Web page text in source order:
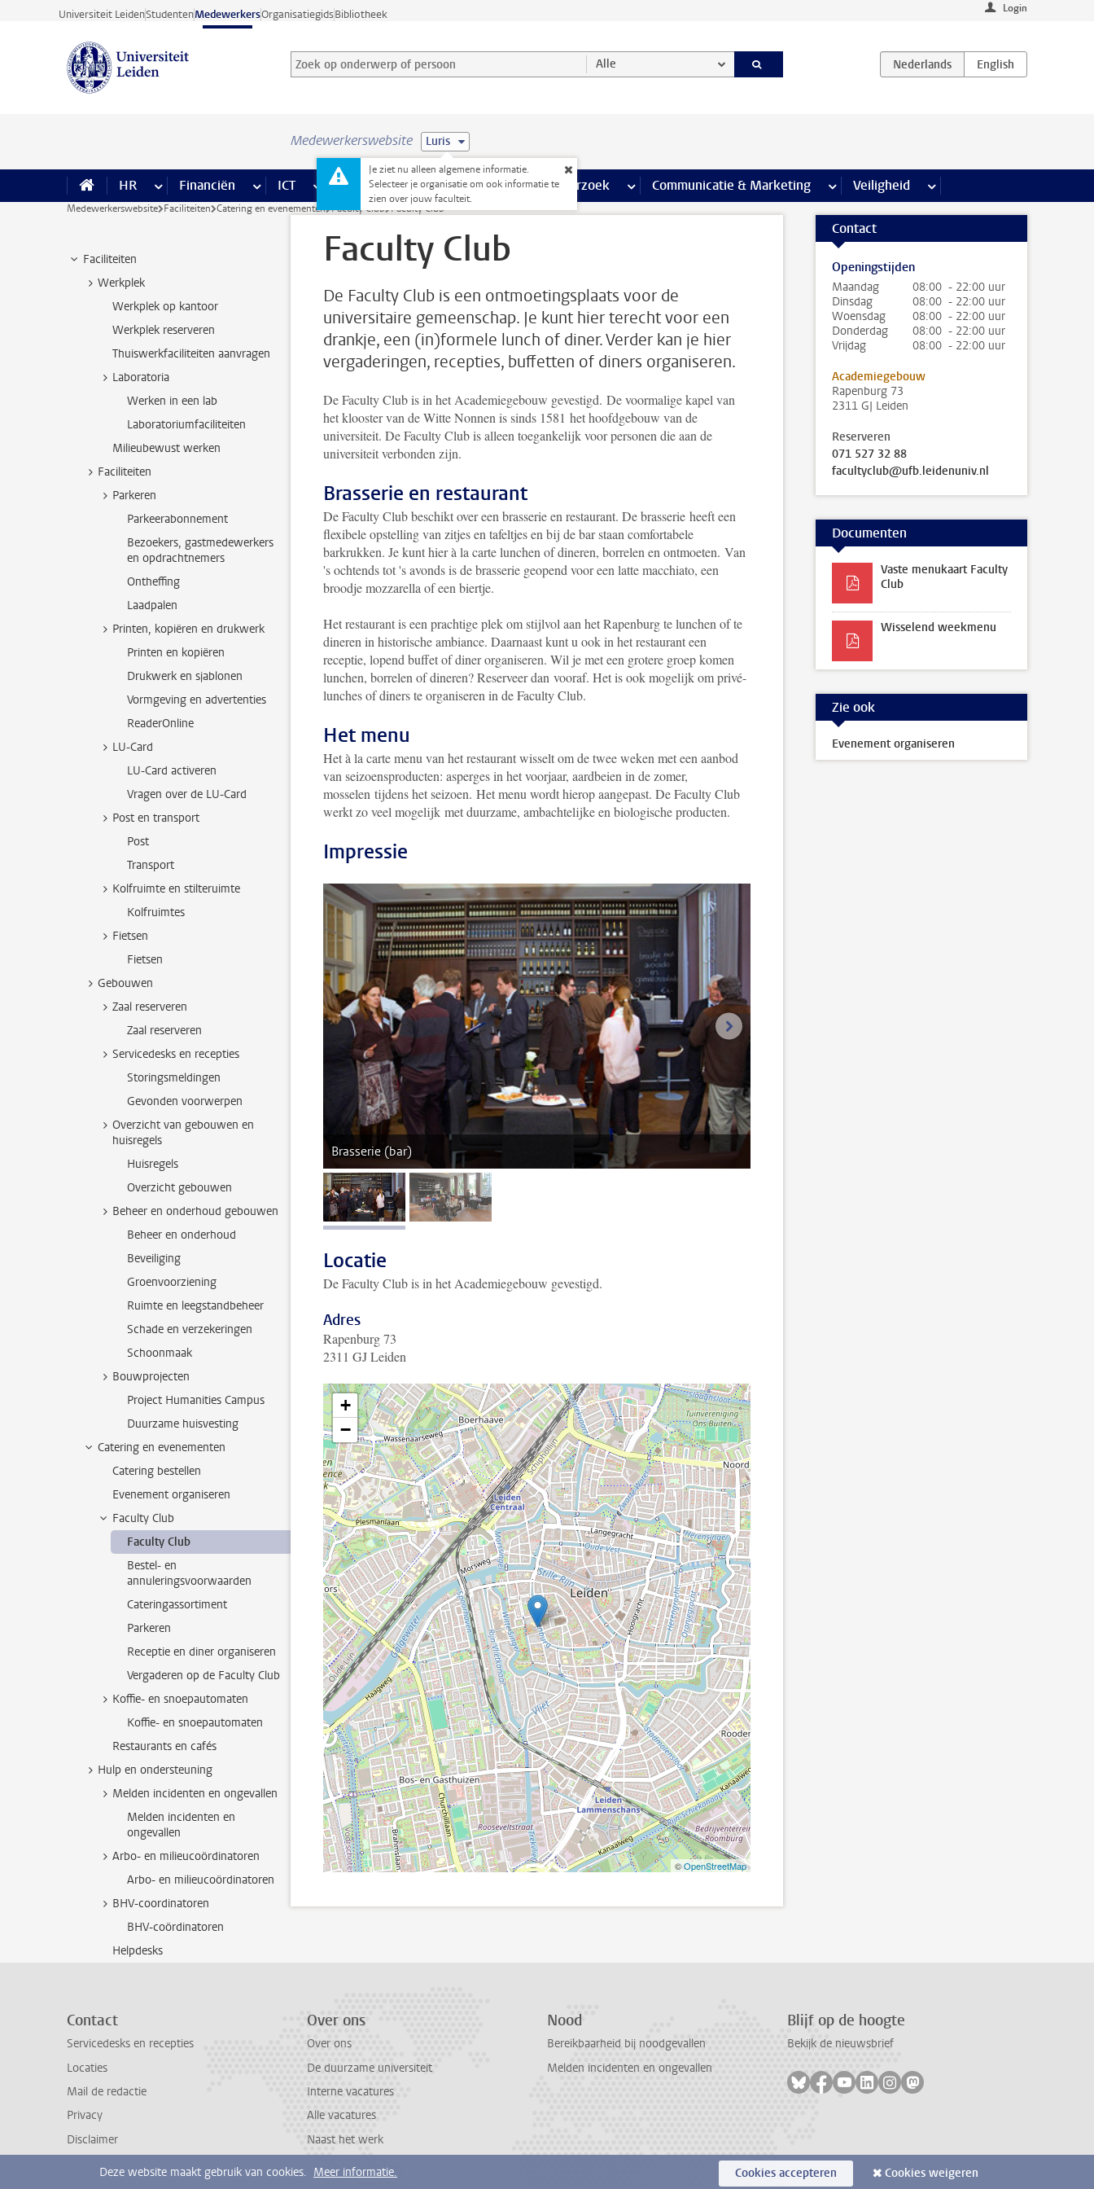
Ga direct naar de inhoud
Universiteit LeidenStudentenMedewerkersOrganisatiegidsBibliotheek Login
Zoek op onderwerp of persoon en selecteer categorie
Zoekterm Alle
Medewerkerswebsite Luris
Je ziet nu alleen algemene informatie.
Selecteer je organisatie om ook informatie te
zien over jouw faculteit.
HR meer HR pagina’s
Financiën meer Financiën pagina’s
ICT meer ICT pagina’s
Faciliteiten meer Faciliteiten pagina’s
Onderwijs meer Onderwijs pagina’s
Onderzoek meer Onderzoek pagina’s
Communicatie & Marketing meer Communicatie & Marketing pagina’s
Veiligheid meer Veiligheid pagina’s
Medewerkerswebsite Faciliteiten Catering en evenementen Faculty Club Faculty Club
Faciliteiten
Werkplek
Werkplek op kantoor
Werkplek reserveren
Thuiswerkfaciliteiten aanvragen
Laboratoria
Werken in een lab
Laboratoriumfaciliteiten
Milieubewust werken
Faciliteiten
Parkeren
Parkeerabonnement
Bezoekers, gastmedewerkers
en opdrachtnemers
Ontheffing
Laadpalen
Printen, kopiëren en drukwerk
Printen en kopiëren
Drukwerk en sjablonen
Vormgeving en advertenties
ReaderOnline
LU-Card
LU-Card activeren
Vragen over de LU-Card
Post en transport
Post
Transport
Kolfruimte en stilteruimte
Kolfruimtes
Fietsen
Fietsen
Gebouwen
Zaal reserveren
Zaal reserveren
Servicedesks en recepties
Storingsmeldingen
Gevonden voorwerpen
Overzicht van gebouwen en
huisregels
Huisregels
Overzicht gebouwen
Beheer en onderhoud gebouwen
Beheer en onderhoud
Beveiliging
Groenvoorziening
Ruimte en leegstandbeheer
Schade en verzekeringen
Schoonmaak
Bouwprojecten
Project Humanities Campus
Duurzame huisvesting
Catering en evenementen
Catering bestellen
Evenement organiseren
Faculty Club
Faculty Club
Bestel- en
annuleringsvoorwaarden
Cateringassortiment
Parkeren
Receptie en diner organiseren
Vergaderen op de Faculty Club
Koffie- en snoepautomaten
Koffie- en snoepautomaten
Restaurants en cafés
Hulp en ondersteuning
Melden incidenten en ongevallen
Melden incidenten en
ongevallen
Arbo- en milieucoördinatoren
Arbo- en milieucoördinatoren
BHV-coordinatoren
BHV-coördinatoren
Helpdesks
Faculty Club
De Faculty Club is een ontmoetingsplaats voor de
universitaire gemeenschap. Je kunt hier terecht voor een
drankje, een (in)formele lunch of diner. Verder kan je hier
vergaderingen, recepties, buffetten of diners organiseren.
De Faculty Club is in het Academiegebouw gevestigd. De voormalige kapel van
het klooster van de Witte Nonnen is sinds 1581 het hoofdgebouw van de
universiteit. De Faculty Club is alleen toegankelijk voor personen die aan de
universiteit verbonden zijn.
Brasserie en restaurant
De Faculty Club beschikt over een brasserie en restaurant. De brasserie heeft een
flexibele opstelling van zitjes en tafeltjes en bij de bar staan comfortabele
barkrukken. Je kunt hier à la carte lunchen of dineren, borrelen en ontmoeten. Van
's ochtends tot 's avonds is de brasserie geopend voor een latte macchiato, een
broodje mozzarella of een biertje.
Het restaurant is een prachtige plek om stijlvol aan het Rapenburg te lunchen of te
dineren in historische ambiance. Daarnaast kunt u ook in het restaurant een
receptie, lopend buffet of diner organiseren. Wil je met een grotere groep komen
lunchen, borrelen of dineren? Reserveer dan vooraf. Het is ook mogelijk om privé-
lunches of diners te organiseren in de Faculty Club.
Het menu
Het à la carte menu van het restaurant wisselt om de twee weken met een aanbod
van seizoensproducten: asperges in het voorjaar, aardbeien in de zomer,
mosselen tijdens het seizoen. Het menu wordt hierop aangepast. De Faculty Club
werkt zo veel mogelijk met duurzame, ambachtelijke en biologische producten.
Impressie
Brasserie (bar)
volgende afbeelding
afbeelding 1 afbeelding 2
Locatie
De Faculty Club is in het Academiegebouw gevestigd.
Adres
Rapenburg 73
2311 GJ Leiden
+
−
©OpenStreetMap
Contact
Openingstijden
Maandag
08:00 - 22:00 uur
Dinsdag
08:00 - 22:00 uur
Woensdag
08:00 - 22:00 uur
Donderdag
08:00 - 22:00 uur
Vrijdag
08:00 - 22:00 uur
Academiegebouw
Rapenburg 73
2311 GJ Leiden
Reserveren
071 527 32 88
facultyclub@ufb.leidenuniv.nl
Documenten
Vaste menukaart Faculty
Club
Wisselend weekmenu
Zie ook
Evenement organiseren
Contact
Servicedesks en recepties
Locaties
Mail de redactie
Privacy
Disclaimer
Over ons
Over ons
De duurzame universiteit
Interne vacatures
Alle vacatures
Naast het werk
Nood
Bereikbaarheid bij noodgevallen
Melden incidenten en ongevallen
Blijf op de hoogte
Bekijk de nieuwsbrief
Volg ons op bluesky
Volg ons op facebook
Volg ons op youtube
Volg ons op linkedin
Volg ons op instagram
Volg ons op mastodon
Deze website maakt gebruik van cookies. Meer informatie. Cookies accepteren Cookies weigeren